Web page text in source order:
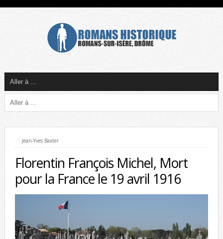
Jean-Yves Baxter
Florentin François Michel, Mort
pour la France le 19 avril 1916